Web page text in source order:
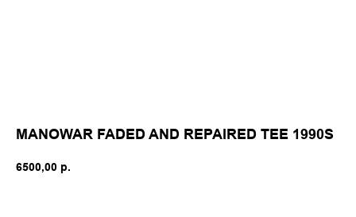
MANOWAR FADED AND REPAIRED TEE 1990S
6500,00 р.